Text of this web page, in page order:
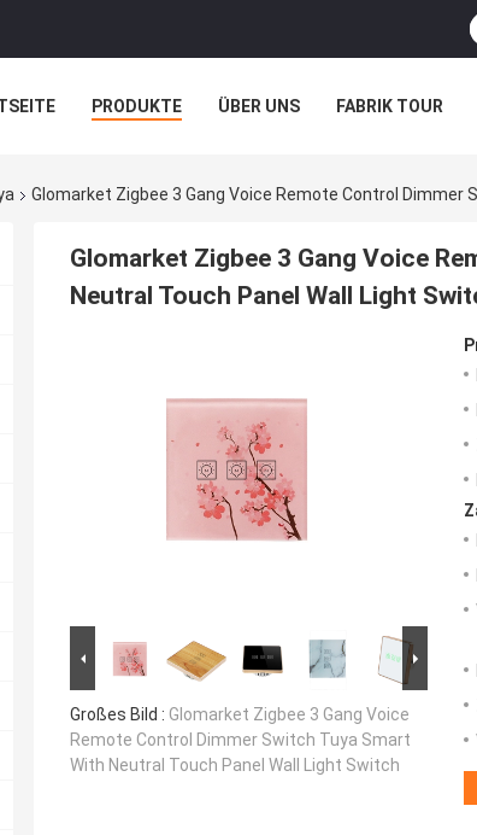
PRODUKTE ÜBER UNS FABRIK TOUR
Glomarket Zigbee 3 Gang Voice Remote Control
Glomarket Zigbee 3 Gang Voice
Neutral Touch Panel Wall Light
Großes Bild : Glomarket Zigbee 3 Gang Voice
Remote Control Dimmer Switch Tuya Smart
With Neutral Touch Panel Wall Light Switch